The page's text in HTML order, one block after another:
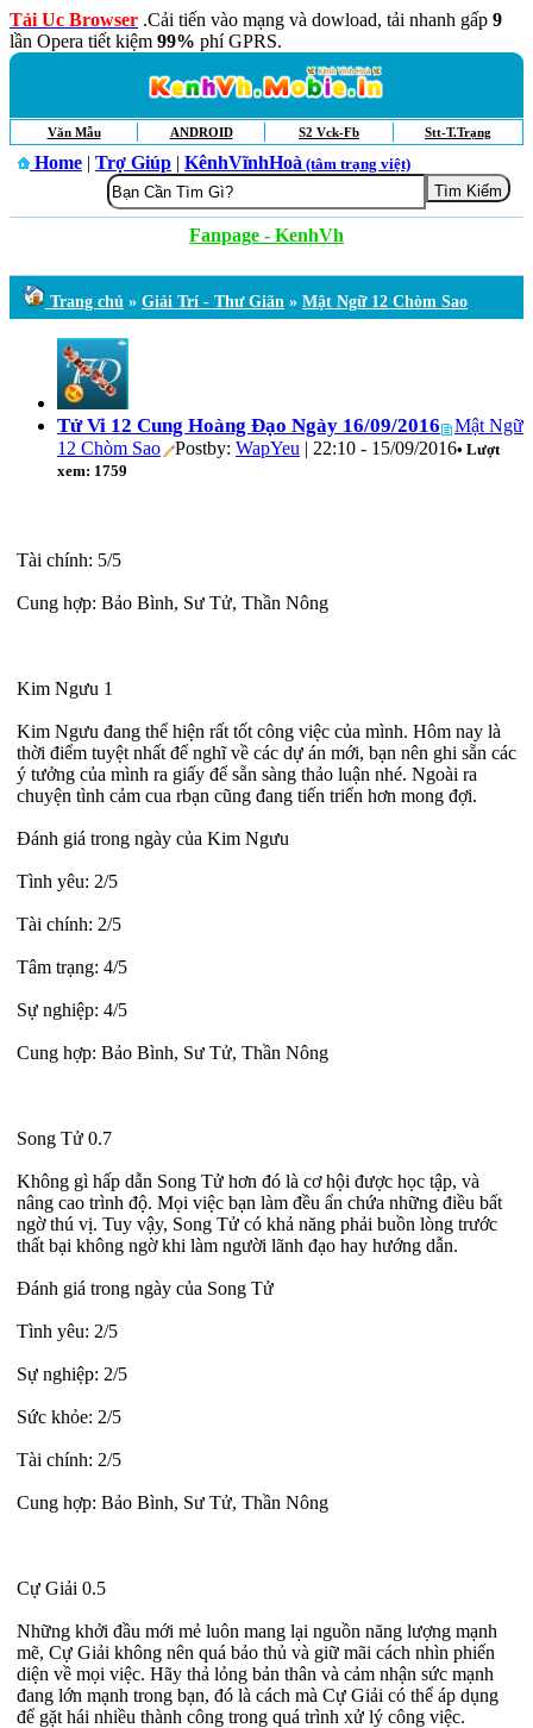
Tải Uc Browser .Cải tiến vào mạng và dowload, tải nhanh gấp 9
lần Opera tiết kiệm 99% phí GPRS.
Văn Mẫu ANDROID S2 Vck-Fb Stt-T.Trạng
Home | Trợ Giúp | KênhVĩnhHoà (tâm trạng việt)
Fanpage - KenhVh
Trang chủ » Giải Trí - Thư Giãn » Mật Ngữ 12 Chòm Sao
Tử Vi 12 Cung Hoàng Đạo Ngày 16/09/2016
Mật Ngữ
12 Chòm Sao
Postby: WapYeu | 22:10 - 15/09/2016• Lượt
xem: 1759
Tài chính: 5/5
Cung hợp: Bảo Bình, Sư Tử, Thần Nông
Kim Ngưu 1
Kim Ngưu đang thể hiện rất tốt công việc của mình. Hôm nay là
thời điểm tuyệt nhất để nghĩ về các dự án mới, bạn nên ghi sẵn các
ý tưởng của mình ra giấy để sẵn sàng thảo luận nhé. Ngoài ra
chuyện tình cảm cua rbạn cũng đang tiến triển hơn mong đợi.
Đánh giá trong ngày của Kim Ngưu
Tình yêu: 2/5
Tài chính: 2/5
Tâm trạng: 4/5
Sự nghiệp: 4/5
Cung hợp: Bảo Bình, Sư Tử, Thần Nông
Song Tử 0.7
Không gì hấp dẫn Song Tử hơn đó là cơ hội được học tập, và
nâng cao trình độ. Mọi việc bạn làm đều ẩn chứa những điều bất
ngờ thú vị. Tuy vậy, Song Tử có khả năng phải buồn lòng trước
thất bại không ngờ khi làm người lãnh đạo hay hướng dẫn.
Đánh giá trong ngày của Song Tử
Tình yêu: 2/5
Sự nghiệp: 2/5
Sức khỏe: 2/5
Tài chính: 2/5
Cung hợp: Bảo Bình, Sư Tử, Thần Nông
Cự Giải 0.5
Những khởi đầu mới mẻ luôn mang lại nguồn năng lượng mạnh
mẽ, Cự Giải không nên quá bảo thủ và giữ mãi cách nhìn phiến
diện về mọi việc. Hãy thả lỏng bản thân và cảm nhận sức mạnh
đang lớn mạnh trong bạn, đó là cách mà Cự Giải có thể áp dụng
để gặt hái nhiều thành công trong quá trình xử lý công việc.